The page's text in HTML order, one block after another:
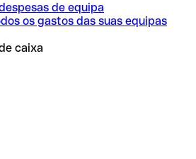
de equipa
os gastos das suas equipas
caixa